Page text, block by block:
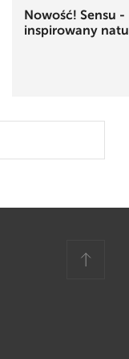
Nowość! Sensu
inspirowany